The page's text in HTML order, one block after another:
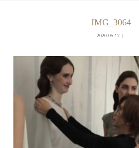
IMG_3064
2020.05.17